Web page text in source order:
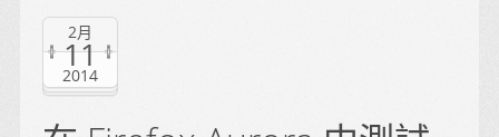
2月
11
2014